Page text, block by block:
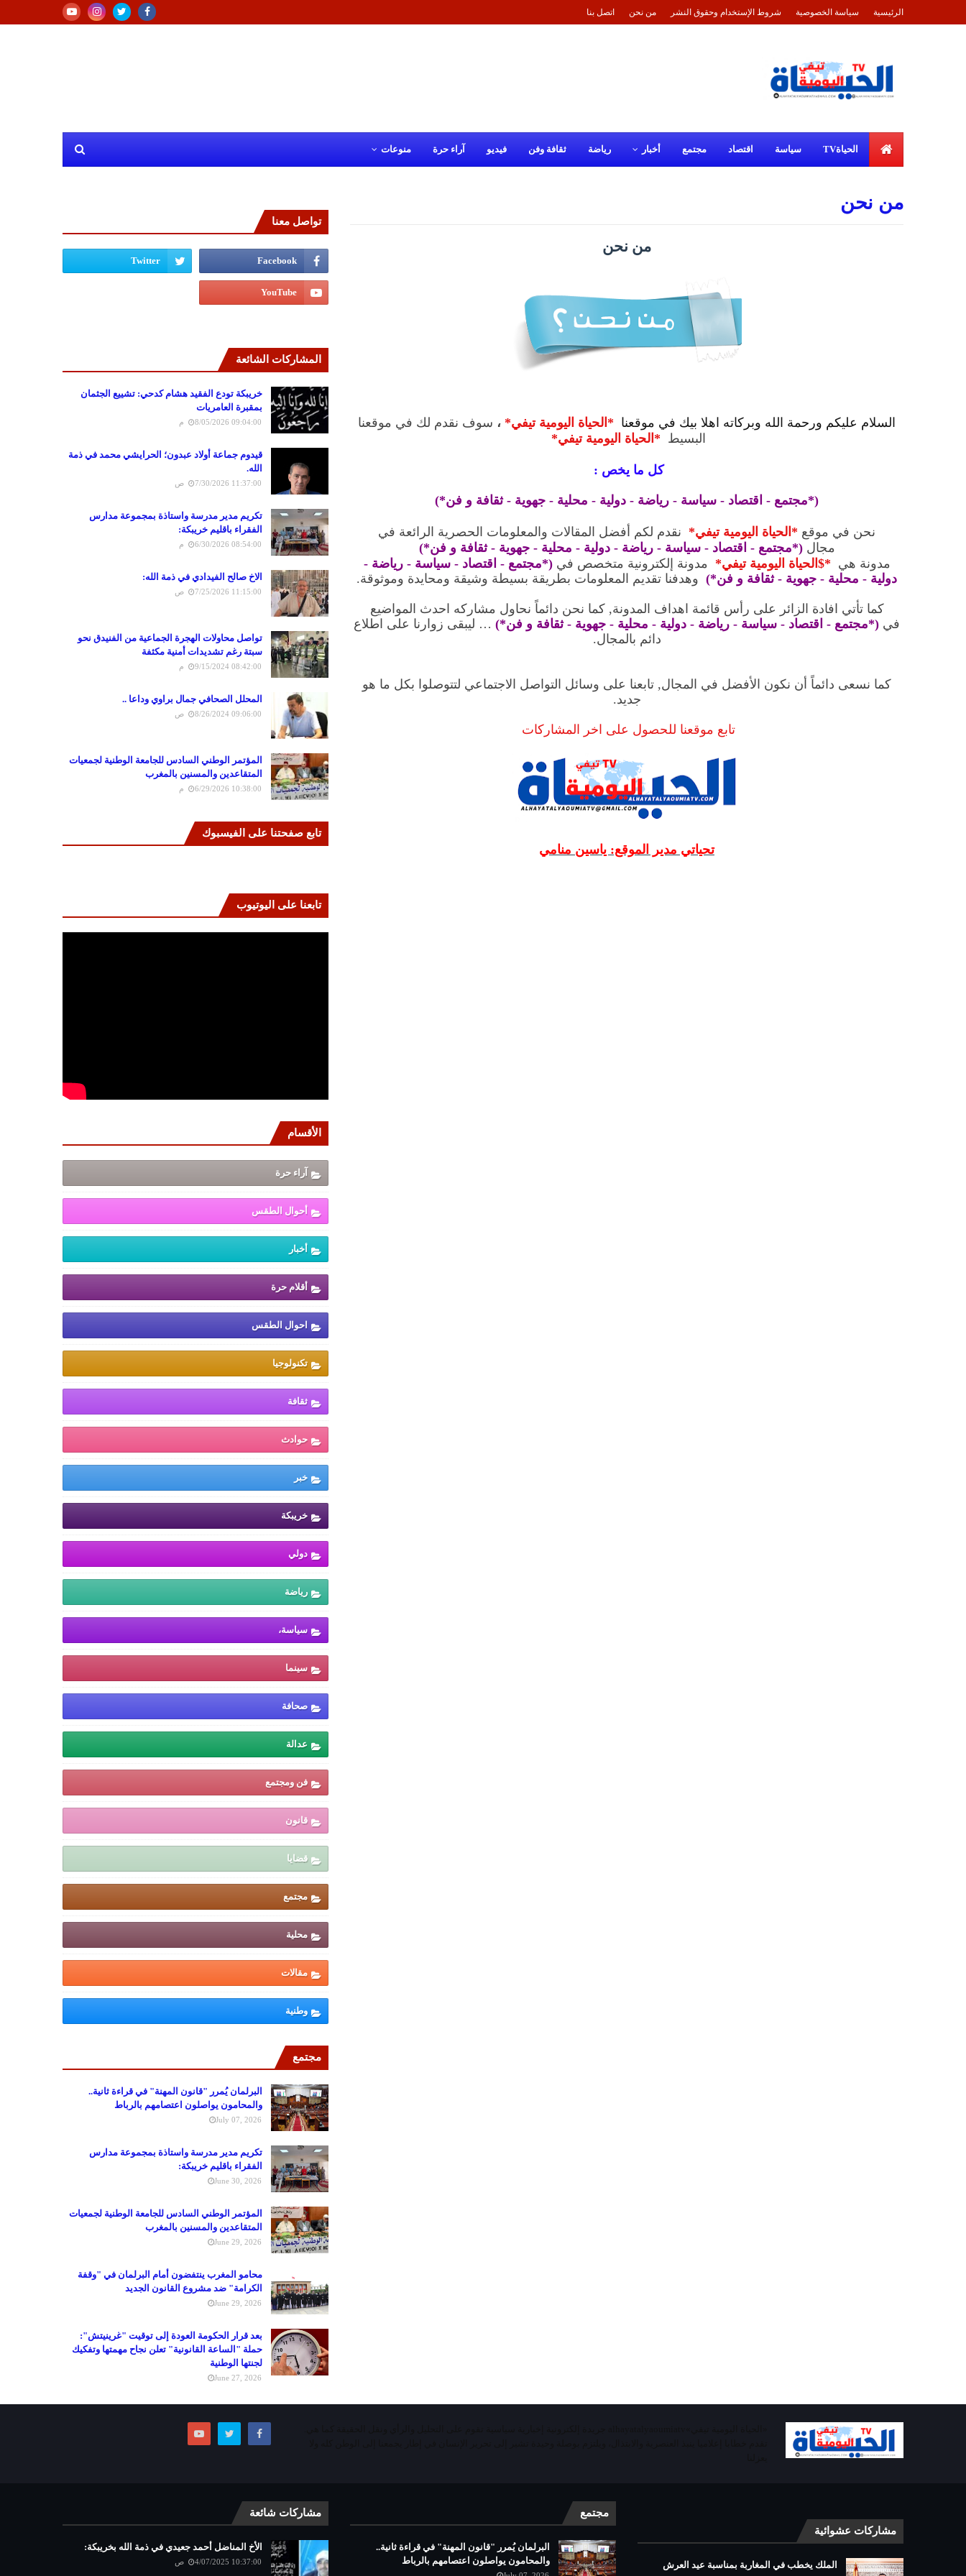
الرئيسية سياسة الخصوصية شروط الإستخدام وحقوق النشر من نحن اتصل بنا
الحياةTV سياسة اقتصاد مجتمع أخبار رياضة ثقافة وفن فيديو آراء حرة منوعات
من نحن
من نحن
السلام عليكم ورحمة الله وبركاته اهلا بيك في موقعنا *الحياة اليومية تيفي* ، سوف نقدم لك في موقعنا
البسيط *الحياة اليومية تيفي*
كل ما يخص :
(*مجتمع - اقتصاد - سياسة - رياضة - دولية - محلية - جهوية - ثقافة و فن*)
نحن في موقع *الحياة اليومية تيفي* نقدم لكم أفضل المقالات والمعلومات الحصرية الرائعة في
مجال(*مجتمع - اقتصاد - سياسة - رياضة - دولية - محلية - جهوية - ثقافة و فن*)
مدونة هي *$الحياة اليومية تيفي* مدونة إلكترونية متخصص في(*مجتمع - اقتصاد - سياسة - رياضة -
دولية - محلية - جهوية - ثقافة و فن*) وهدفنا تقديم المعلومات بطريقة بسيطة وشيقة ومحايدة وموثوقة.
كما تأتي افادة الزائر على رأس قائمة اهداف المدونة, كما نحن دائماً نحاول مشاركه احدث المواضيع
في (*مجتمع - اقتصاد - سياسة - رياضة - دولية - محلية - جهوية - ثقافة و فن*) … ليبقى زوارنا على اطلاع
دائم بالمجال.
كما نسعى دائماً أن نكون الأفضل في المجال, تابعنا على وسائل التواصل الاجتماعي لتتوصلوا بكل ما هو
جديد.
تابع موقعنا للحصول على اخر المشاركات
تحياتي مدير الموقع: ياسين منامي
تواصل معنا
المشاركات الشائعة
خريبكة تودع الفقيد هشام كدحي: تشييع الجثمان
بمقبرة العامريات
8/05/2026 09:04:00 م
قيدوم جماعة أولاد عبدون؛ الحرايشي محمد في ذمة
الله.
7/30/2026 11:37:00 ص
تكريم مدير مدرسة واستاذة بمجموعة مدارس
الفقراء باقليم خريبكة:
6/30/2026 08:54:00 م
الاخ صالح الفيدادي في ذمة الله:
7/25/2026 11:15:00 ص
تواصل محاولات الهجرة الجماعية من الفنيدق نحو
سبتة رغم تشديدات أمنية مكثفة
9/15/2024 08:42:00 م
المحلل الصحافي جمال براوي وداعا ..
8/26/2024 09:06:00 ص
المؤتمر الوطني السادس للجامعة الوطنية لجمعيات
المتقاعدين والمسنين بالمغرب
6/29/2026 10:38:00 م
تابع صفحتنا على الفيسبوك
تابعنا على اليوتيوب
الأقسام
آراء حرة
أحوال الطقس
أخبار
أقلام حرة
احوال الطقس
تكنولوجيا
ثقافة
حوادث
خبر
خريبكة
دولي
رياضة
سياسة،
سينما
صحافة
عدالة
فن ومجتمع
قانون
قضايا
مجتمع
محلية
مقالات
وطنية
مجتمع
البرلمان يُمرر "قانون المهنة" في قراءة ثانية..
والمحامون يواصلون اعتصامهم بالرباط
July 07, 2026
تكريم مدير مدرسة واستاذة بمجموعة مدارس
الفقراء باقليم خريبكة:
June 30, 2026
المؤتمر الوطني السادس للجامعة الوطنية لجمعيات
المتقاعدين والمسنين بالمغرب
June 29, 2026
محامو المغرب ينتفضون أمام البرلمان في "وقفة
الكرامة" ضد مشروع القانون الجديد
June 29, 2026
بعد قرار الحكومة العودة إلى توقيت "غرينيتش":
حملة "الساعة القانونية" تعلن نجاح مهمتها وتفكيك
لجنتها الوطنية
June 27, 2026
مشاركات عشوائية
الملك يخطب في المغاربة بمناسبة عيد العرش
مجتمع
البرلمان يُمرر "قانون المهنة" في قراءة ثانية..
والمحامون يواصلون اعتصامهم بالرباط
مشاركات شائعة
الأخ المناضل أحمد جعيدي في ذمة الله بخريبكة:
4/07/2025 10:37:00 ص